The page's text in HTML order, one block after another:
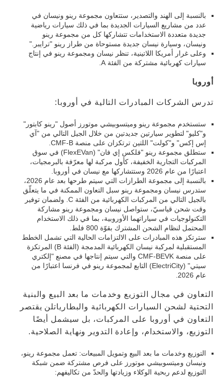
بالنسبة إلى الهند والتصدير، ستتعاون مجموعة رينو ونيسان في
عدد من مشاريع السيارات الجديدة بما في ذلك سيارات رياضية
جديدة متعددة الاستخدامات تتشاركها كل من مجموعة رينو
ونيسان، وسيارة نيسان جديدة مستوحاة من طراز رينو "ترايبر."
وعلى غرار أمريكا اللاتينية، تنظر نيسان ومجموعة رينو في إنتاج
سيارات كهربائية مشتركة من الفئة A.
أوروبا
تدرس الشركات المبادرات التالية في أوروبا:
ستستخدم مجموعة رينو وميتسوبيشي موتورز أصول "رينو كابتور"
و"كليو" لتطوير سيارتين جديدتين من خلال الجيل التالي من "آي
إس إكس" و"كولت" اللتين ترتكزان على منصة CMF-B.
ستطلق مجموعة رينو "فلكس إي فان" (FlexEVan) في سوق
المركبات التجارية الخفيفة، كأول مركبة لها معرّفة بالبرمجيات،
اعتبارًا من عام 2026 وستتشاركها مع نيسان في أوروبا.
بالنسبة إلى مجموعة الطرازات التي سيتم طرحها بعد عام 2026،
ستدرس نيسان ومجموعة رينو سبل التعاون الممكنة في ما يتعلّق
بالجيل التالي من المركبات الكهربائية من الفئة C. ولضمان توفير
وقت شحن قياسيّ، ستواصل نيسان ومجموعة رينو مشاركة
التكنولوجيات في سياراتهما الأوروبية، بما في ذلك الاستخدام
المحتمل لنظام الشحن المشترك بقوّة 800 فلط.
سترتكز هذه المبادرات على الالتزامات الحالية التي تشمل الخطط
المستقبلية لمركبة نيسان الكهربائية المدمجة (الفئة B) المرتكزة
على منصة CMF-BEVK والتي سيتم إنتاجها في مصنع "إلكتري
سيتي" (ElectriCity) التابع لمجموعة رينو في فرنسا اعتبارًا من
عام 2026.
التعاون في مجال التوزيع وخدمات ما بعد البيع والبنية
التحتية لشحن السيارات الكهربائية والبطارياتلن يقتصر
التعاون في أوروبا على المركبات، بل سيشمل أيضًا
التوزيع، والاستخدام، وإعادة التدوير ونهاية الصلاحية.
التوزيع وخدمات ما بعد البيع وتمويل المبيعات: تعمل مجموعة رينو،
ونيسان وميتسوبيشي موتورز على فرص مشتركة ضمن شبكة
التوزيع لدعم ربحية الوكلاء وزيادتها والحدّ من تكاليفهم: